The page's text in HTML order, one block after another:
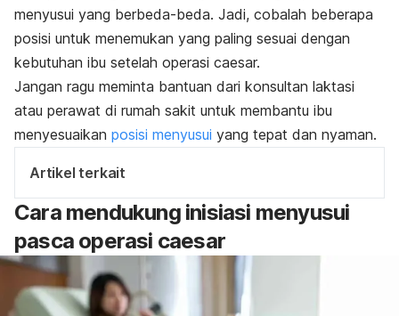
menyusui yang berbeda-beda. Jadi, cobalah beberapa
posisi untuk menemukan yang paling sesuai dengan
kebutuhan ibu setelah operasi caesar.
Jangan ragu meminta bantuan dari konsultan laktasi
atau perawat di rumah sakit untuk membantu ibu
menyesuaikan posisi menyusui yang tepat dan nyaman.
Artikel terkait
Cara mendukung inisiasi menyusui
pasca operasi caesar